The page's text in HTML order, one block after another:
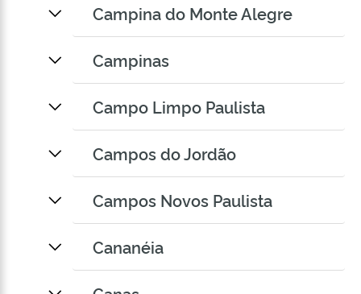
Campina do Monte Alegre
Campinas
Campo Limpo Paulista
Campos do Jordão
Campos Novos Paulista
Cananéia